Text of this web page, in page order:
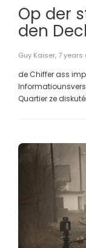
Op der
den
Guy Kaiser, 7 years
de Chiffer ass
Quartier ze